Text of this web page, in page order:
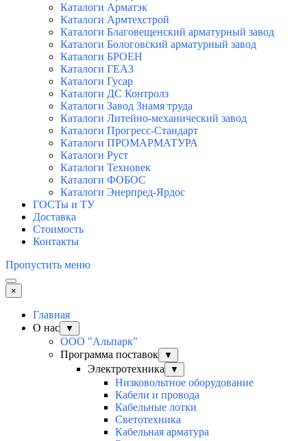
Каталоги Арматэк
Каталоги Армтехстрой
Каталоги Благовещенский арматурный завод
Каталоги Бологовский арматурный завод
Каталоги БРОЕН
Каталоги ГЕАЗ
Каталоги Гусар
Каталоги ДС Контролз
Каталоги Завод Знамя труда
Каталоги Литейно-механический завод
Каталоги Прогресс-Стандарт
Каталоги ПРОМАРМАТУРА
Каталоги Руст
Каталоги Техновек
Каталоги ФОБОС
Каталоги Энерпред-Ярдос
ГОСТы и ТУ
Доставка
Стоимость
Контакты
Пропустить меню
×
Главная
О нас
▼
ООО "Альпарк"
Программа поставок
▼
Электротехника ▼
Низковольтное оборудование
Кабели и провода
Кабельные лотки
Светотехника
Кабельная арматура